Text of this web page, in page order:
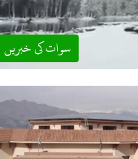
سوات کی خبریں